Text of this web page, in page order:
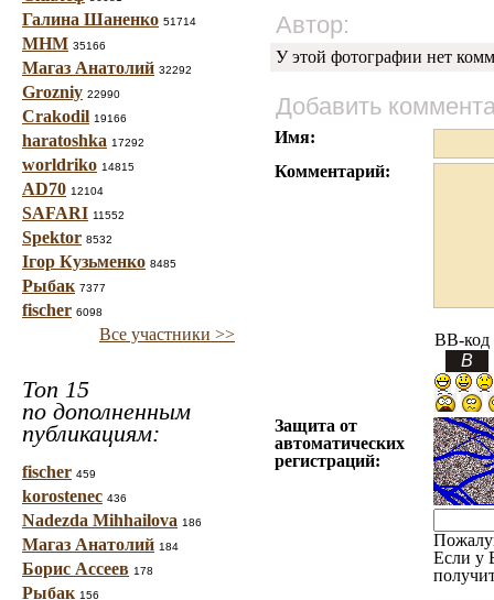
Галина Шаненко 51714
МНМ 35166
Магаз Анатолий 32292
Grozniy 22990
Crakodil 19166
haratoshka 17292
worldriko 14815
AD70 12104
SAFARI 11552
Spektor 8532
Ігор Кузьменко 8485
Рыбак 7377
fischer 6098
Все участники >>
Топ 15
по дополненным
публикациям:
fischer 459
korostenec 436
Nadezda Mihhailova 186
Магаз Анатолий 184
Борис Ассеев 178
Рыбак 156
Автор:
У этой фотографии нет
Добавить
Имя:
Комментарий:
BB-код
Защита от
автоматических
регистраций:
Если у